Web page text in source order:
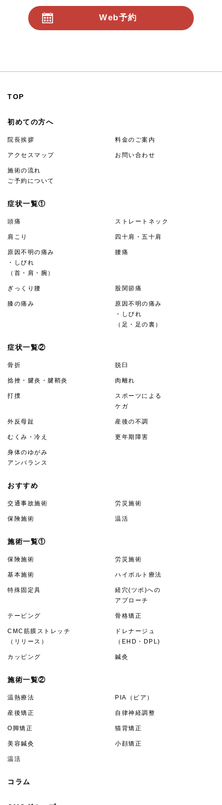
Web予約
TOP
初めての方へ
院長挨拶 料金のご案内
アクセスマップ お問い合わせ
施術の流れ
ご予約について
症状一覧①
頭痛 ストレートネック
肩こり 四十肩・五十肩
原因不明の痛み
・しびれ
（首・肩・腕）
腰痛
ぎっくり腰 股関節痛
膝の痛み
原因不明の痛み
・しびれ
（足・足の裏）
症状一覧②
骨折 脱臼
捻挫・腱炎・腱鞘炎 肉離れ
打撲
スポーツによる
ケガ
外反母趾 産後の不調
むくみ・冷え 更年期障害
身体のゆがみ
アンバランス
おすすめ
交通事故施術 労災施術
保険施術 温活
施術一覧①
保険施術 労災施術
基本施術 ハイボルト療法
特殊固定具
経穴(ツボ)への
アプローチ
テーピング 骨格矯正
CMC筋膜ストレッチ
（リリース）
ドレナージュ
（EHD・DPL)
カッピング 鍼灸
施術一覧②
温熱療法 PIA（ピア）
産後矯正 自律神経調整
O脚矯正 猫背矯正
美容鍼灸 小顔矯正
温活
コラム